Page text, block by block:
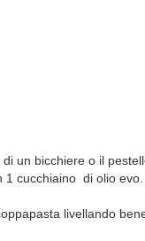
un bicchiere o il
1 cucchiaino di olio
livellando